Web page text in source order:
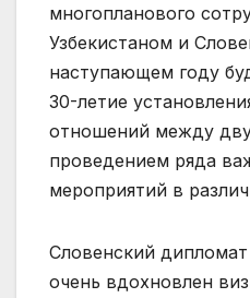
многопланового
Узбекистаном и
наступающем году
30-летие
отношений между
проведением ряда
мероприятий в
Словенский
очень вдохновлен